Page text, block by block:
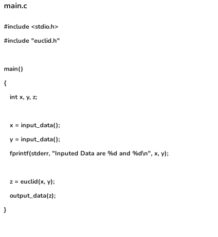
main.c
#include <stdio.h>
#include "euclid.h"
main()
{
int x, y, z;
x = input_data();
y = input_data();
fprintf(stderr, "Inputed Data are %d and %d\n", x, y);
z = euclid(x, y);
output_data(z);
}